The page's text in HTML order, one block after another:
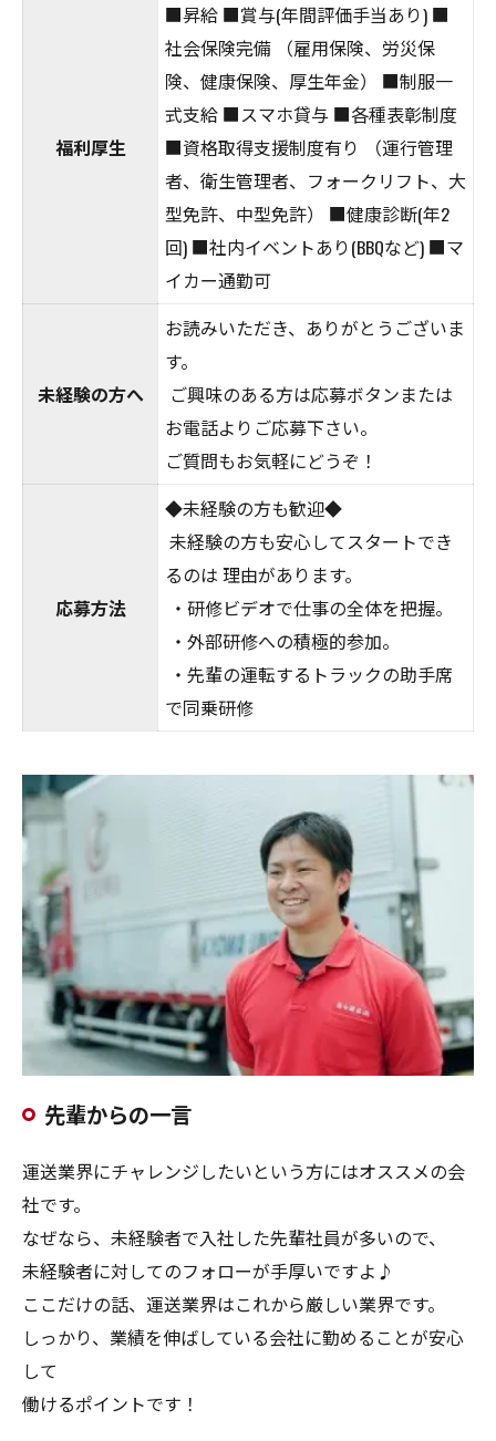
福利厚生
■昇給 ■賞与(年間評価手当あり) ■
社会保険完備 （雇用保険、労災保
険、健康保険、厚生年金） ■制服一
式支給 ■スマホ貸与 ■各種表彰制度
■資格取得支援制度有り （運行管理
者、衛生管理者、フォークリフト、大
型免許、中型免許） ■健康診断(年2
回) ■社内イベントあり(BBQなど) ■マ
イカー通勤可
未経験の方へ
お読みいただき、ありがとうございま
す。
ご興味のある方は応募ボタンまたは
お電話よりご応募下さい。
ご質問もお気軽にどうぞ！
応募方法
◆未経験の方も歓迎◆
未経験の方も安心してスタートでき
るのは 理由があります。
・研修ビデオで仕事の全体を把握。
・外部研修への積極的参加。
・先輩の運転するトラックの助手席
で同乗研修
先輩からの一言
運送業界にチャレンジしたいという方にはオススメの会
社です。
なぜなら、未経験者で入社した先輩社員が多いので、
未経験者に対してのフォローが手厚いですよ♪
ここだけの話、運送業界はこれから厳しい業界です。
しっかり、業績を伸ばしている会社に勤めることが安心
して
働けるポイントです！